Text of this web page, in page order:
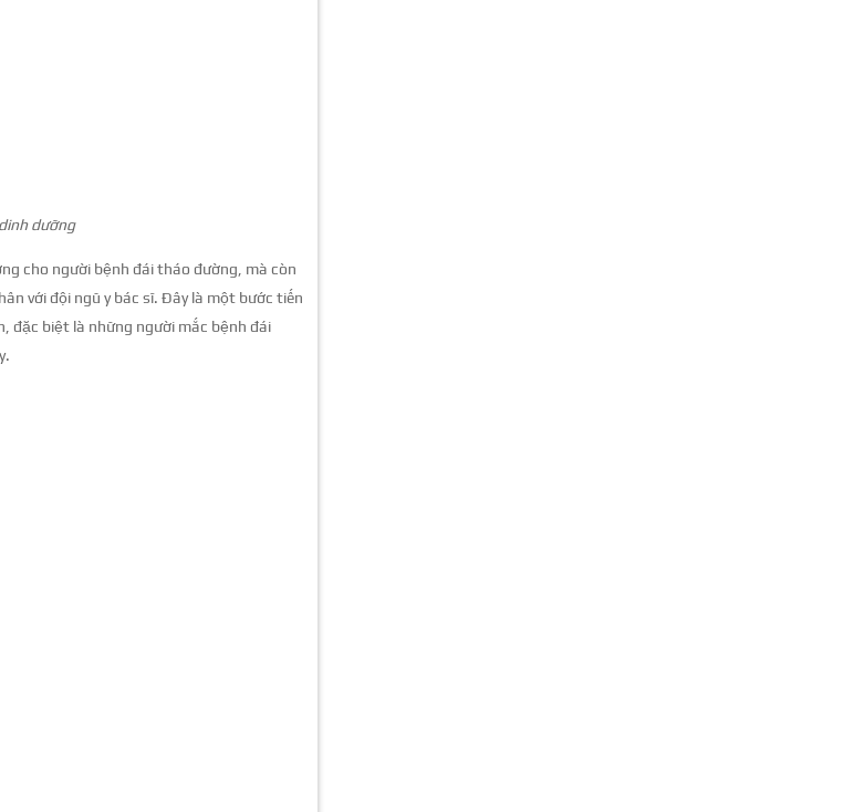
dưỡng
cho người bệnh đái tháo đường, mà còn
với đội ngũ y bác sĩ. Đây là một bước tiến
đặc biệt là những người mắc bệnh đái